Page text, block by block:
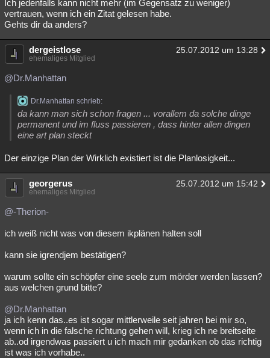
Ich jedenfalls kann nicht mehr (im Gegensatz zu weniger)
vertrauen, wenn ich ein Zitat gelesen habe.
Gehts dir da anders?
dergeistlose 25.07.2012 um 13:28
ehemaliges Mitglied
@Dr.Manhattan
Dr.Manhattan schrieb:
da kann man sich schon fragen ... vorallem da solche dinge
permanent und im fluss passieren , dass hinter allen dingen
eine art plan steckt
Der einzige Plan der Wirklich existiert ist die Planlosigkeit...
georgerus 25.07.2012 um 15:42
ehemaliges Mitglied
@-Therion-
ich weiß nicht was von diesem ikplänen halten soll
kann sie igrendjem bestätigen?
warum sollte ein schöpfer eine seele zum mörder werden lassen?
aus welchen grund bitte?
@Dr.Manhattan
ja ich kenn das..es ist sogar mittlerweile seit jahren bei mir so,
wenn ich in die falsche richtung gehen will, krieg ich ne breitseite
ab..od irgendwas passiert u ich mach mir gedanken ob das richtig
ist was ich vorhabe..